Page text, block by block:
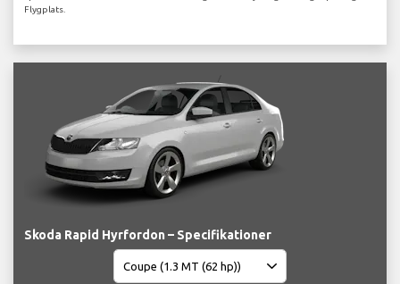
Flygplats.
Skoda Rapid Hyrfordon – Specifikationer